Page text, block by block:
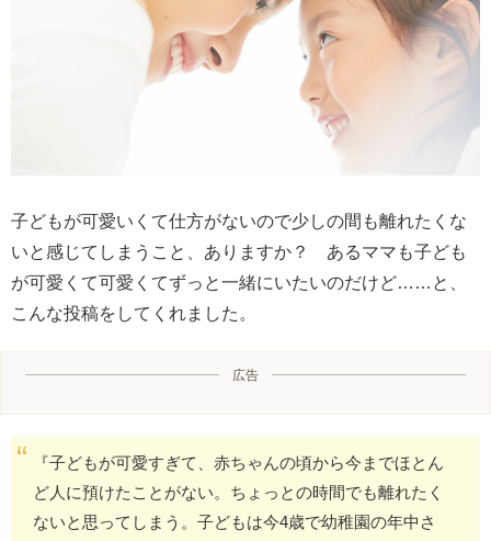
子どもが可愛いくて仕方がないので少しの間も離れたくな
いと感じてしまうこと、ありますか？ あるママも子ども
が可愛くて可愛くてずっと一緒にいたいのだけど……と、
こんな投稿をしてくれました。
広告
『子どもが可愛すぎて、赤ちゃんの頃から今までほとん
ど人に預けたことがない。ちょっとの時間でも離れたく
ないと思ってしまう。子どもは今4歳で幼稚園の年中さ